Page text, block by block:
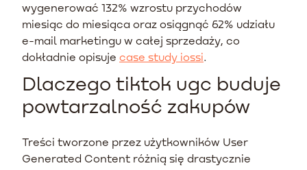
wygenerować 132% wzrostu przychodów
miesiąc do miesiąca oraz osiągnąć 62% udziału
e-mail marketingu w całej sprzedaży, co
dokładnie opisuje case study iossi.
Dlaczego tiktok ugc buduje
powtarzalność zakupów
Treści tworzone przez użytkowników User
Generated Content różnią się drastycznie